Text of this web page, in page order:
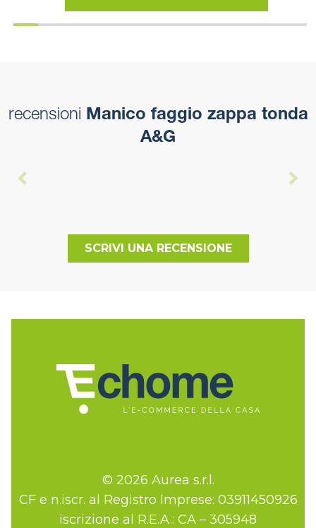
recensioni Manico faggio zappa tonda
A&G
SCRIVI UNA RECENSIONE
© 2026 Aurea s.r.l.
CF e n.iscr. al Registro Imprese: 03911450926
iscrizione al R.E.A.: CA – 305948